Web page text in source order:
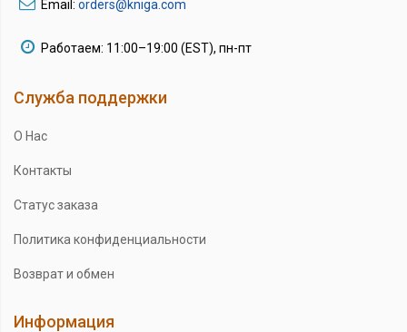
Email: orders@kniga.com
Работаем: 11:00–19:00 (EST), пн-пт
Служба поддержки
О Нас
Контакты
Статус заказа
Политика конфиденциальности
Возврат и обмен
Информация